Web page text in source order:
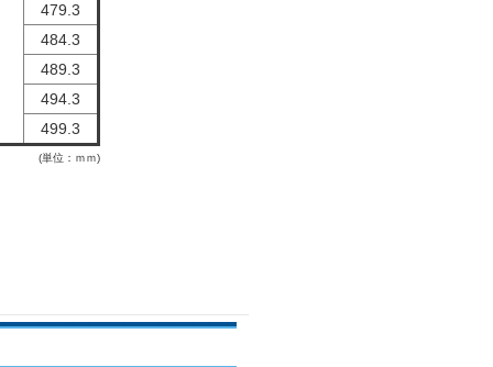
(単位：ｍｍ)
479.3
484.3
489.3
494.3
499.3